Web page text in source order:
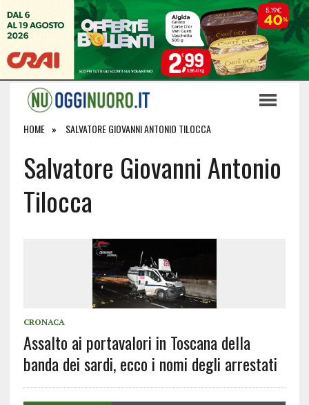
HOME SALVATORE GIOVANNI ANTONIO TILOCCA
Salvatore Giovanni Antonio
Tilocca
CRONACA
Assalto ai portavalori in Toscana della
banda dei sardi, ecco i nomi degli arrestati